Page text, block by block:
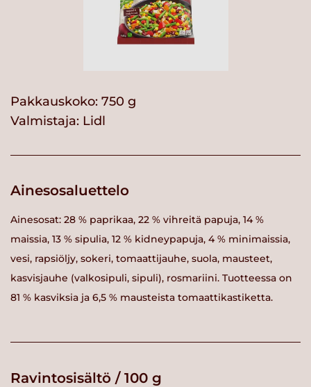
Pakkauskoko: 750 g
Valmistaja: Lidl
Ainesosaluettelo
Ainesosat: 28 % paprikaa, 22 % vihreitä papuja, 14 %
maissia, 13 % sipulia, 12 % kidneypapuja, 4 % minimaissia,
vesi, rapsiöljy, sokeri, tomaattijauhe, suola, mausteet,
kasvisjauhe (valkosipuli, sipuli), rosmariini. Tuotteessa on
81 % kasviksia ja 6,5 % mausteista tomaattikastiketta.
Ravintosisältö / 100 g